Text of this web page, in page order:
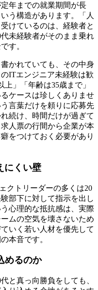
年までの就業期間が長
う構造があります。「人
けているのは、経験者と
未経験者がそのまま乗れ
す。
かれていても、その中身
ITエンジニア未経験は歓
」「年齢は35歳まで」
ケースは珍しくありませ
言葉だけを頼りに応募先
続け、時間だけが過ぎて
人票の行間から企業が本
をつけておく必要があり
にくい壁
クトリーダーの多くは20
部下に対して指示を出し
心理的な抵抗感は、実際
ムの空気を壊さないため
いく若い人材を優先して
本音です。
めるのか
と真っ向勝負をしても、